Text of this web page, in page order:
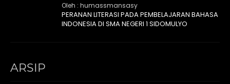
Oleh : humassmansasy
PERANAN LITERASI PADA PEMBELAJARAN BAHASA
INDONESIA DI SMA NEGERI 1 SIDOMULYO
ARSIP